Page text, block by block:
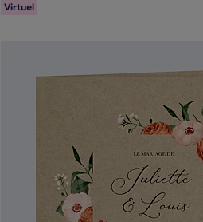
Virtuel